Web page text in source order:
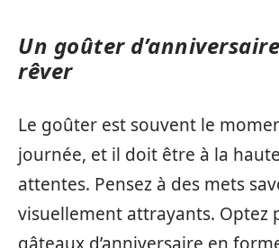
Un goûter
rêver
Le goûter est souvent le
journée, et il doit être à la
attentes. Pensez à des mets
visuellement attrayants. Optez